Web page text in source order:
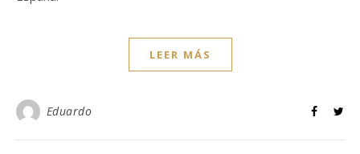
LEER MÁS
Eduardo